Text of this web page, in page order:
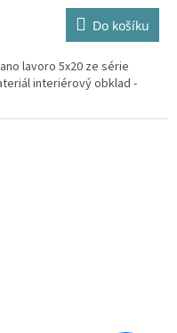
Do košíku
lavoro 5x20 ze série
interiérový obklad -